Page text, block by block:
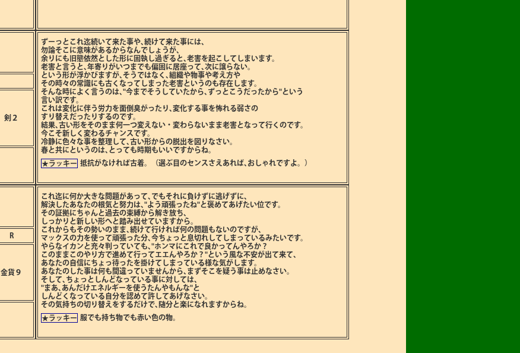
剣２
ずーっとこれ迄続いて来た事や､続けて来た事には､
勿論そこに意味があるからなんでしょうが､
余りにも旧態依然とした形に固執し過ぎると､老害を起こしてしまいます。
老害と言うと､年寄りがいつまでも偏固に居座って､次に譲らない。
という形が浮かびますが､そうではなく､組織や物事や考え方や
その時々の常識にも古くなってしまった老害というのも存在します。
そんな時によく言うのは､"今までそうしていたから､ずっとこうだったから"という
言い訳です。
これは変化に伴う労力を面倒臭がったり､変化する事を怖れる弱さの
すり替えだったりするのです。
結果､古い形をそのまま何一つ変えない・変わらないまま老害となって行くのです。
今こそ新しく変わるチャンスです。
冷静に色々な事を整理して､古い形からの脱出を図りなさい。
春と共にというのは､とっても時期もいいですからね。
★ラッキー 抵抗がなければ古着。（選ぶ目のセンスさえあれば､おしゃれですよ。）
R
金貨９
これ迄に何か大きな問題があって､でもそれに負けずに逃げずに､
解決したあなたの根気と努力は､"よう頑張ったね"と褒めてあげたい位です。
その証拠にちゃんと過去の束縛から解き放ち､
しっかりと新しい形へと踏み出せていますから。
これからもその勢いのまま､続けて行ければ何の問題もないのですが､
マックスの力を使って頑張った分､今ちょっと息切れしてしまっているみたいです。
やらなイカンと充々判っていても､"ホンマにこれで良かってんやろか？
このままこのやり方で進めて行ってエエんやろか？"という風な不安が出て来て､
あなたの自信にちょっ待ったを掛けてしまっている様な気がします。
あなたのした事は何も間違っていませんから､まずそこを疑う事は止めなさい。
そして､ちょっとしんどなっている事に対しては､
"まあ､あんだけエネルギーを使うたんやもんな"と
しんどくなっている自分を認めて許してあげなさい。
その気持ちの切り替えをするだけで､随分と楽になれますからね。
★ラッキー
服でも持ち物でも赤い色の物。